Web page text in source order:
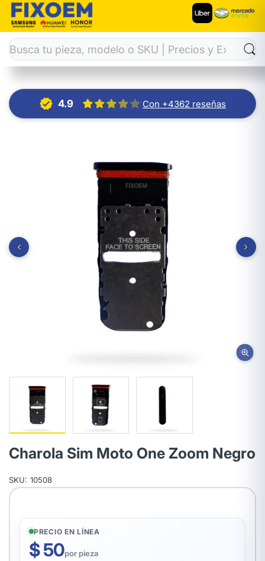
Inicio Charola Bandeja SIM Charola Sim Moto One Zoom
4.9 Con +4362 reseñas
Charola Sim Moto One Zoom Negro
SKU: 10508
PRECIO EN LÍNEA
$ 50por pieza